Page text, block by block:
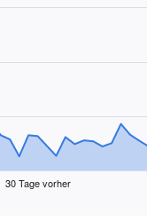
30 Tage vorher